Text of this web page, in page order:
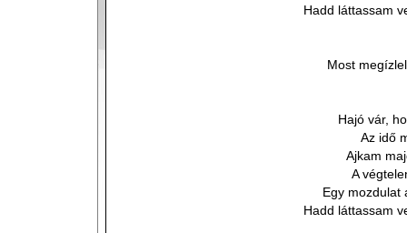
Hadd láttassam
Most
Hajó vár,
Az idő
Ajkam
A
Egy mozdulat
Hadd láttassam